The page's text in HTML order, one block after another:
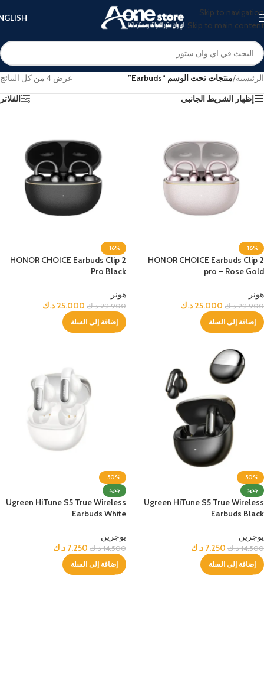
Skip to navigation
Skip to main content
الرئيسية/منتجات تحت الوسم “Earbuds”
عرض ⁦4⁩ من كل النتائج
إظهار الشريط الجانبي
الفلاتر
-16%
HONOR CHOICE Earbuds Clip 2
pro – Rose Gold
هونر
29.900 د.ك 25.000 د.ك
إضافة إلى السلة
-16%
HONOR CHOICE Earbuds Clip 2
Pro Black
هونر
29.900 د.ك 25.000 د.ك
إضافة إلى السلة
-50%
جديد
Ugreen HiTune S5 True Wireless
Earbuds Black
يوجرين
14.500 د.ك 7.250 د.ك
إضافة إلى السلة
-50%
جديد
Ugreen HiTune S5 True Wireless
Earbuds White
يوجرين
14.500 د.ك 7.250 د.ك
إضافة إلى السلة